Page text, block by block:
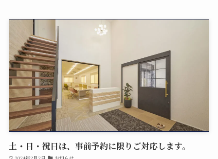
土・日・祝日は、事前予約に限りご対応します。